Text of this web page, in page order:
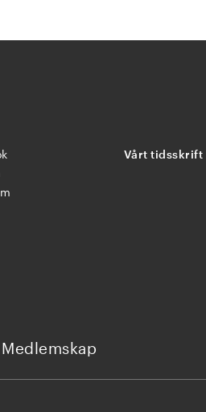
Vårt tidsskrift
Medlemskap